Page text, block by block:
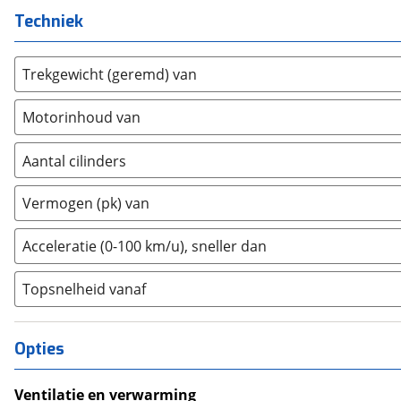
Donkervoort
DS (424)
Estrima (2 )
Etalian (0)
Farizon
Ferrari 11
Fiat (999)
Ford (4808)
Ford USA (3)
Geely (125)
GMC (4)
Honda
Techniek
Trekgewicht (geremd) van
Motorinhoud van
Aantal cilinders
2 (0)
3 )
5 (0)
6 (0)
Vermogen (pk) van
Acceleratie (0-100 km/u), sneller dan
Topsnelheid vanaf
Opties
Ventilatie en verwarming